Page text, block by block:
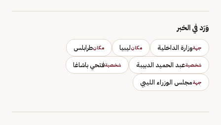
وَرَد في الخبر
جهةوزارة الداخلية مكانليبيا مكانطرابلس
شخصيةعبد الحميد الدبيبة شخصيةفتحي باشاغا
جهةمجلس الوزراء الليبي